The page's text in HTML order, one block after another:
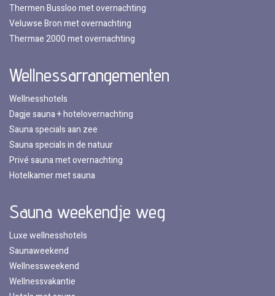
Thermen Bussloo met overnachting
Veluwse Bron met overnachting
Thermae 2000 met overnachting
Wellnessarrangementen
Wellnesshotels
Dagje sauna + hotelovernachting
Sauna specials aan zee
Sauna specials in de natuur
Privé sauna met overnachting
Hotelkamer met sauna
Sauna weekendje weg
Luxe wellnesshotels
Saunaweekend
Wellnessweekend
Wellnessvakantie